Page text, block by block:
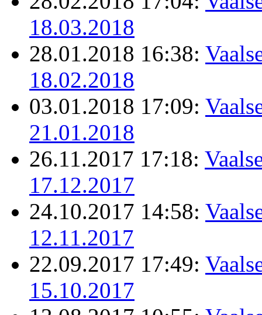
18.03.2018
28.01.2018 16:38:
18.02.2018
03.01.2018 17:09:
21.01.2018
26.11.2017 17:18:
17.12.2017
24.10.2017 14:58:
12.11.2017
22.09.2017 17:49:
15.10.2017